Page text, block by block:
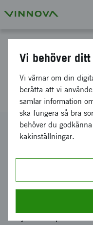
Recypa, E!
royalty
Diarienummer
2003-00708
Koordinator
Harald Björkgren
Bidrag från Vinnova
Vi behöver ditt
Vi värnar om din
berätta att vi
samlar information
ska fungera så bra
behöver du
kakinställningar.